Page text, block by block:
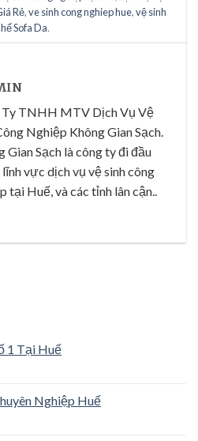
Rẻ,ve sinh cong nghiep hue,vệ sinh
Sofa Da.
Ty TNHH MTV Dịch Vụ Vệ
Nghiệp Không Gian Sạch.
Gian Sạch là công ty đi đầu
vực dịch vụ vệ sinh công
tại Huế, và các tỉnh lân cận..
1 Tại Huế
Nghiệp Huế